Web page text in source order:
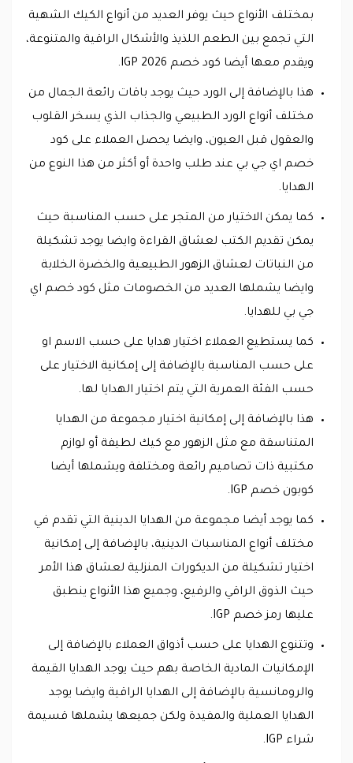
بمختلف الأنواع حيث يوفر العديد من أنواع الكيك الشهية
التي تجمع بين الطعم اللذيذ والأشكال الراقية والمتنوعة،
ويقدم معها أيضا كود خصم IGP 2026.
هذا بالإضافة إلى الورد حيث يوجد باقات رائعة الجمال من
مختلف أنواع الورد الطبيعي والجذاب الذي يسخر القلوب
والعقول قبل العيون، وايضا يحصل العملاء على كود
خصم اي جي بي عند طلب واحدة أو أكثر من هذا النوع من
الهدايا.
كما يمكن الاختيار من المتجر على حسب المناسبة حيث
يمكن تقديم الكتب لعشاق القراءة وايضا يوجد تشكيلة
من النباتات لعشاق الزهور الطبيعية والخضرة الخلابة
وايضا يشملها العديد من الخصومات مثل كود خصم اي
جي بي للهدايا.
كما يستطيع العملاء اختيار هدايا على حسب الاسم او
على حسب المناسبة بالإضافة إلى إمكانية الاختيار على
حسب الفئة العمرية التي يتم اختيار الهدايا لها.
هذا بالإضافة إلى إمكانية اختيار مجموعة من الهدايا
المتناسقة مع مثل الزهور مع كيك لطيفة أو لوازم
مكتبية ذات تصاميم رائعة ومختلفة ويشملها أيضا
كوبون خصم IGP.
كما يوجد أيضا مجموعة من الهدايا الدينية التي تقدم في
مختلف أنواع المناسبات الدينية، بالإضافة إلى إمكانية
اختيار تشكيلة من الديكورات المنزلية لعشاق هذا الأمر
حيث الذوق الراقي والرفيع، وجميع هذا الأنواع ينطبق
عليها رمز خصم IGP.
وتتنوع الهدايا على حسب أذواق العملاء بالإضافة إلى
الإمكانيات المادية الخاصة بهم حيث يوجد الهدايا القيمة
والرومانسية بالإضافة إلى الهدايا الراقية وايضا يوجد
الهدايا العملية والمفيدة ولكن جميعها يشملها قسيمة
شراء IGP.